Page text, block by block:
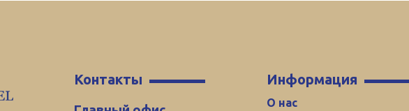
Контакты Информация
О нас